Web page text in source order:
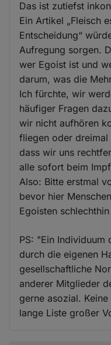
Das ist zutiefst
Ein Artikel „Fleisch
Entscheidung“
Aufregung sorgen.
wer Egoist ist und
darum, was die
Ich fürchte, wir
häufiger Fragen
wir nicht aufhören
fliegen oder dreimal
dass wir uns
alle sofort beim
Also: Bitte erstmal
bevor hier
Egoisten
PS: "Ein Individuum
durch die eigenen
gesellschaftliche
anderer Mitglieder
gerne asozial.
lange Liste großer